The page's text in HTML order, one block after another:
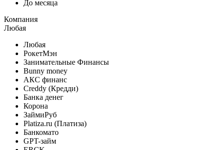
До месяца
Компания
Любая
Любая
РокетМэн
Занимательные Финансы
Bunny money
АКС финанс
Creddy (Кредди)
Банка денег
Корона
ЗаймиРуб
Platiza.ru (Платиза)
Банкомато
GPT-займ